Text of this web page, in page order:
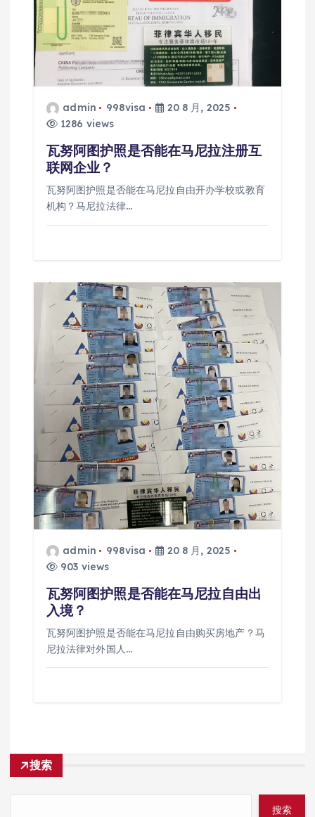
admin 998visa
20 8 月, 2025
1286 views
瓦努阿图护照是否能在马尼拉注册互
联网企业？
瓦努阿图护照是否能在马尼拉自由开办学校或教育
机构？马尼拉法律…
admin 998visa
20 8 月, 2025
903 views
瓦努阿图护照是否能在马尼拉自由出
入境？
瓦努阿图护照是否能在马尼拉自由购买房地产？马
尼拉法律对外国人…
搜索
搜索